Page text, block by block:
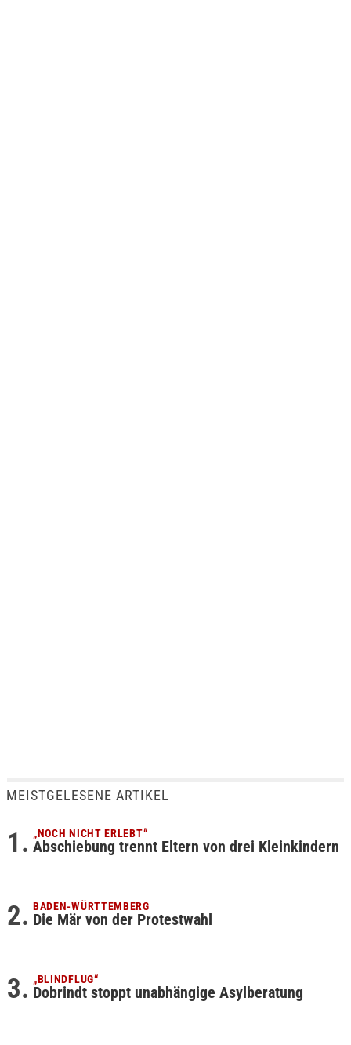
MEISTGELESENE ARTIKEL
„NOCH NICHT ERLEBT“
Abschiebung trennt Eltern von drei Kleinkindern
BADEN-WÜRTTEMBERG
Die Mär von der Protestwahl
„BLINDFLUG“
Dobrindt stoppt unabhängige Asylberatung